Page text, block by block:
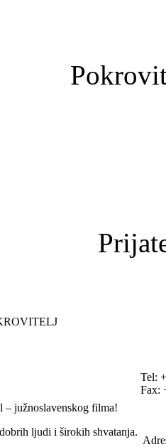
– južnoslavenskog filma!
ljudi i širokih shvatanja.
Tel:
Fax: